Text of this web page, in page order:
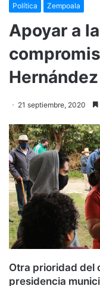
Política Zempoala
Apoyar a
21 septiembre, 2020
Otra prioridad del
presidencia